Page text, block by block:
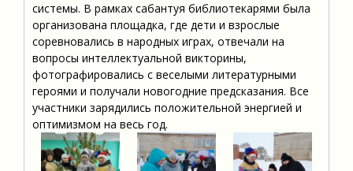
системы. В рамках сабантуя библиотекарями была
организована площадка, где дети и взрослые
соревновались в народных играх, отвечали на
вопросы интеллектуальной викторины,
фотографировались с веселыми литературными
героями и получали новогодние предсказания. Все
участники зарядились положительной энергией и
оптимизмом на весь год.